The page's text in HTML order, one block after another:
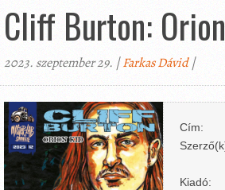
Cliff Burton:
2023. szeptember 29. |Farkas Dávid|
Cím:
Kiadó: